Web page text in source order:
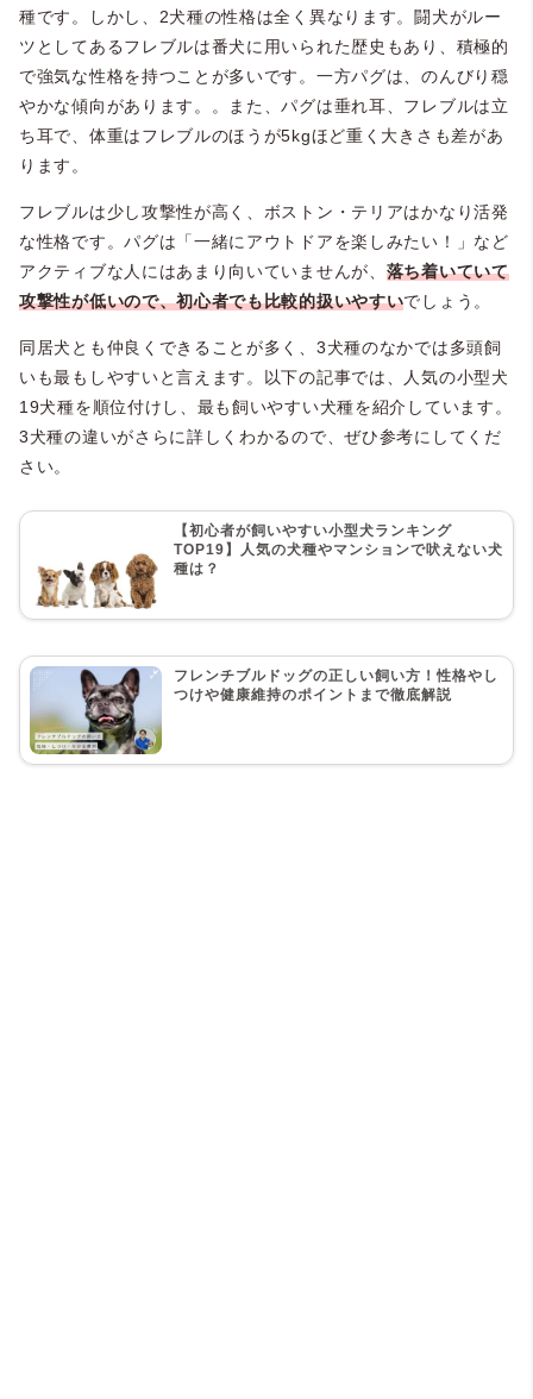
種です。しかし、2犬種の性格は全く異なります。闘犬がルー
ツとしてあるフレブルは番犬に用いられた歴史もあり、積極的
で強気な性格を持つことが多いです。一方パグは、のんびり穏
やかな傾向があります。。また、パグは垂れ耳、フレブルは立
ち耳で、体重はフレブルのほうが5kgほど重く大きさも差があ
ります。
フレブルは少し攻撃性が高く、ボストン・テリアはかなり活発
な性格です。パグは「一緒にアウトドアを楽しみたい！」など
アクティブな人にはあまり向いていませんが、 落ち着いていて
攻撃性が低いので、初心者でも比較的扱いやすいでしょう。
同居犬とも仲良くできることが多く、3犬種のなかでは多頭飼
いも最もしやすいと言えます。以下の記事では、人気の小型犬
19犬種を順位付けし、最も飼いやすい犬種を紹介しています。
3犬種の違いがさらに詳しくわかるので、ぜひ参考にしてくだ
さい。
【初心者が飼いやすい小型犬ランキング
TOP19】人気の犬種やマンションで吠えない犬
種は？
フレンチブルドッグの正しい飼い方！性格やし
つけや健康維持のポイントまで徹底解説